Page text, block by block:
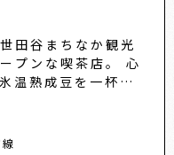
田谷まちなか観光
プンな喫茶店。 心
温熟成豆を一杯ず